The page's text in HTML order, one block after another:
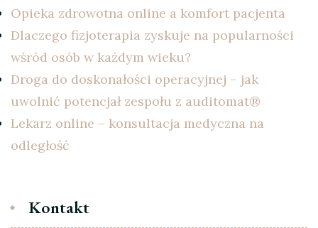
Opieka zdrowotna online a komfort pacjenta
Dlaczego fizjoterapia zyskuje na popularności
wśród osób w każdym wieku?
Droga do doskonałości operacyjnej – jak
uwolnić potencjał zespołu z auditomat®
Lekarz online – konsultacja medyczna na
odległość
Kontakt